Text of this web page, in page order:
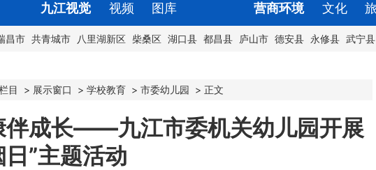
九江视觉 视频 图库 营商环境 文化
昌市 共青城市 八里湖新区 柴桑区 湖口县 都昌县 庐山市 德安县 永修县 武宁县
目 > 展示窗口 > 学校教育 > 市委幼儿园 > 正文
伴成长——九江市委机关幼儿园开展
”主题活动